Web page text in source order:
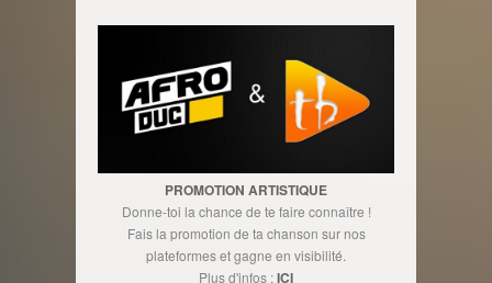
PROMOTION ARTISTIQUE
Donne-toi la chance de te faire connaître !
Fais la promotion de ta chanson sur nos
plateformes et gagne en visibilité.
Plus d'infos :ICI